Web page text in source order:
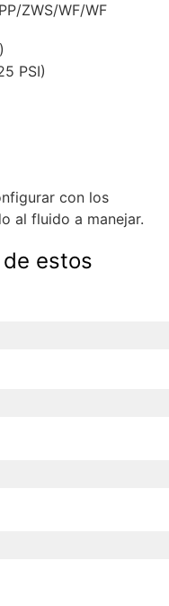
ZWS/WF/WF
PSI)
con los
al fluido a manejar.
estos